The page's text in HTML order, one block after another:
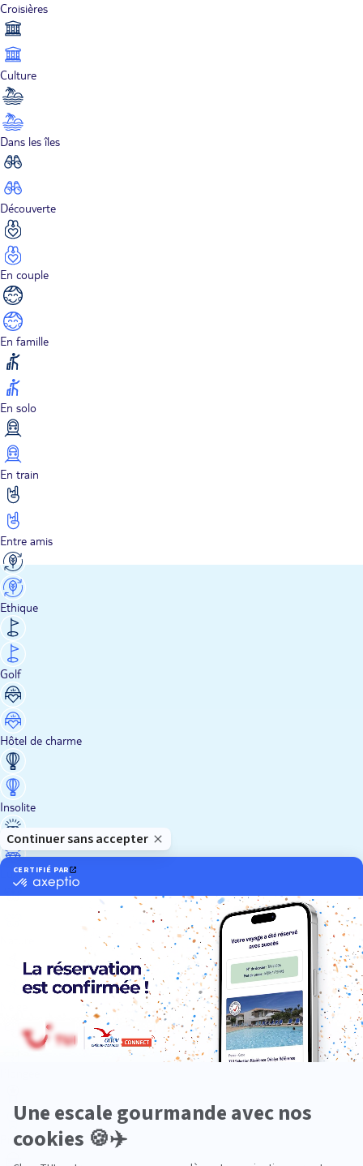
Croisières
Culture
Dans les îles
Découverte
En couple
En famille
En solo
En train
Entre amis
Ethique
Golf
Hôtel de charme
Insolite
Luxe
Premium